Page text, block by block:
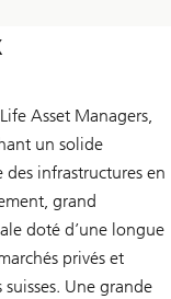
Asset Managers,
un solide
infrastructures en
grand
doté d’une longue
privés et
Une grande